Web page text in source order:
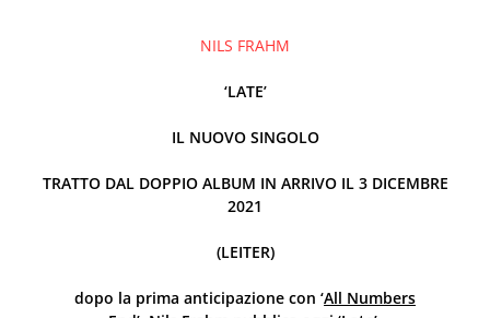
NILS FRAHM
‘LATE’
IL NUOVO SINGOLO
TRATTO DAL DOPPIO ALBUM IN ARRIVO IL 3 DICEMBRE
2021
(LEITER)
dopo la prima anticipazione con ‘All Numbers